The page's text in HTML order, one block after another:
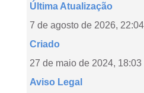
Última Atualização
7 de agosto de 2026,
Criado
27 de maio de 2024,
Aviso Legal